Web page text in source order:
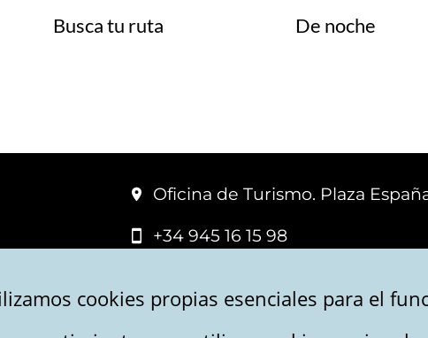
Busca tu ruta
De noche
Gasteiz
Oficina de Turismo. Plaza
+34 945 16 15 98
cookies propias esenciales para el